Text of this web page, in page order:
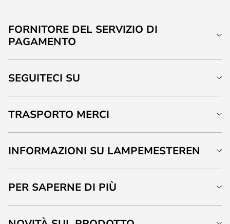
FORNITORE DEL SERVIZIO DI
PAGAMENTO
SEGUITECI SU
TRASPORTO MERCI
INFORMAZIONI SU LAMPEMESTEREN
PER SAPERNE DI PIÙ